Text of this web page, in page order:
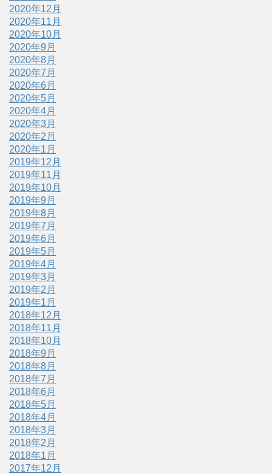
2020年12月
2020年11月
2020年10月
2020年9月
2020年8月
2020年7月
2020年6月
2020年5月
2020年4月
2020年3月
2020年2月
2020年1月
2019年12月
2019年11月
2019年10月
2019年9月
2019年8月
2019年7月
2019年6月
2019年5月
2019年4月
2019年3月
2019年2月
2019年1月
2018年12月
2018年11月
2018年10月
2018年9月
2018年8月
2018年7月
2018年6月
2018年5月
2018年4月
2018年3月
2018年2月
2018年1月
2017年12月